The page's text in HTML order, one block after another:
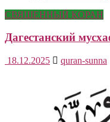
СВЯЩЕННЫЙ КОРАН
Дагестанский
18.12.2025 quran-sunna